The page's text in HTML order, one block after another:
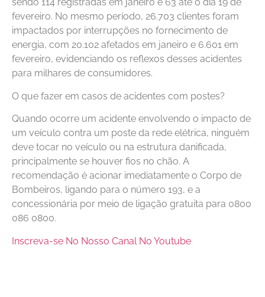
sendo 114 registradas em janeiro e 63 até o dia 19 de
fevereiro. No mesmo período, 26.703 clientes foram
impactados por interrupções no fornecimento de
energia, com 20.102 afetados em janeiro e 6.601 em
fevereiro, evidenciando os reflexos desses acidentes
para milhares de consumidores.
O que fazer em casos de acidentes com postes?
Quando ocorre um acidente envolvendo o impacto de
um veículo contra um poste da rede elétrica, ninguém
deve tocar no veículo ou na estrutura danificada,
principalmente se houver fios no chão. A
recomendação é acionar imediatamente o Corpo de
Bombeiros, ligando para o número 193, e a
concessionária por meio de ligação gratuita para 0800
086 0800.
Inscreva-se No Nosso Canal No Youtube